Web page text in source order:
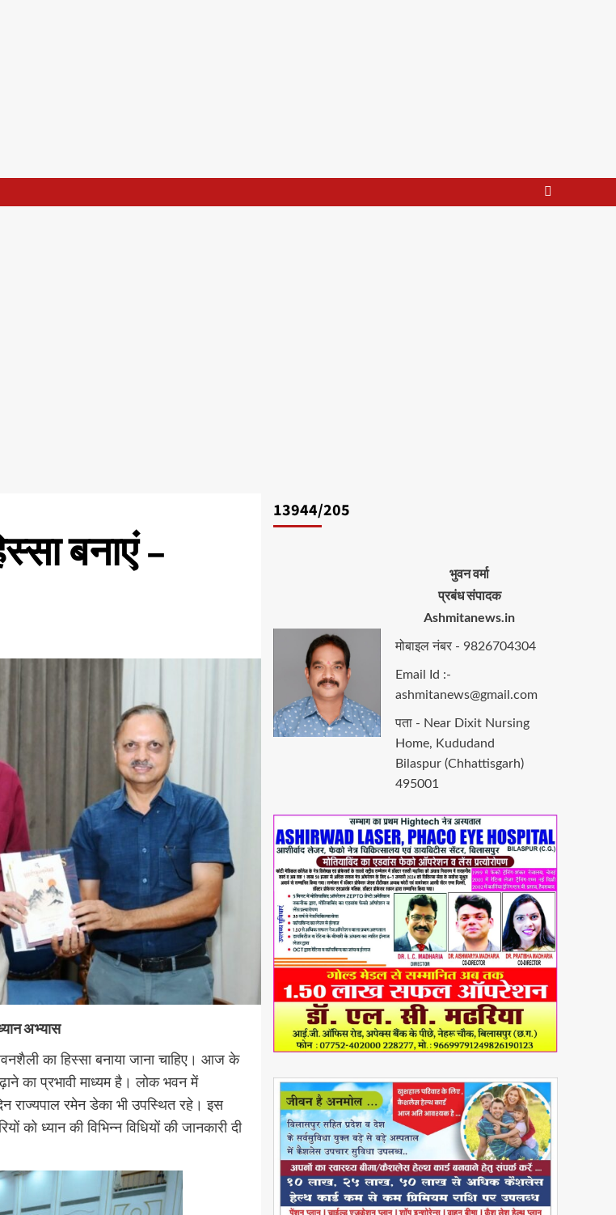
बनाएं –
अभ्यास
का हिस्सा बनाया जाना चाहिए। आज के
का प्रभावी माध्यम है। लोक भवन में
राज्यपाल रमेन डेका भी उपस्थित रहे। इस
को ध्यान की विभिन्न विधियों की जानकारी दी
13944/205
भुवन वर्मा
प्रबंध संपादक
Ashmitanews.in
मोबाइल नंबर - 9826704304
Email Id :-
ashmitanews@gmail.com
पता - Near Dixit Nursing
Home, Kududand
Bilaspur (Chhattisgarh)
495001